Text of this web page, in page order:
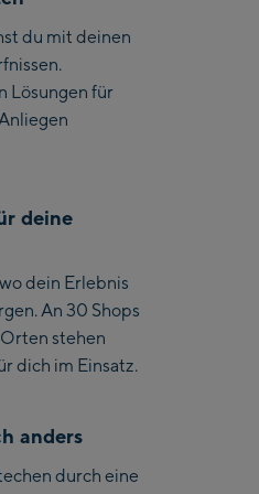
dynamisches
Verhältnissen.
du mit deinen
Lösungen für
deine
dein Erlebnis
An 30 Shops
stehen
dich im Einsatz.
anders
durch eine